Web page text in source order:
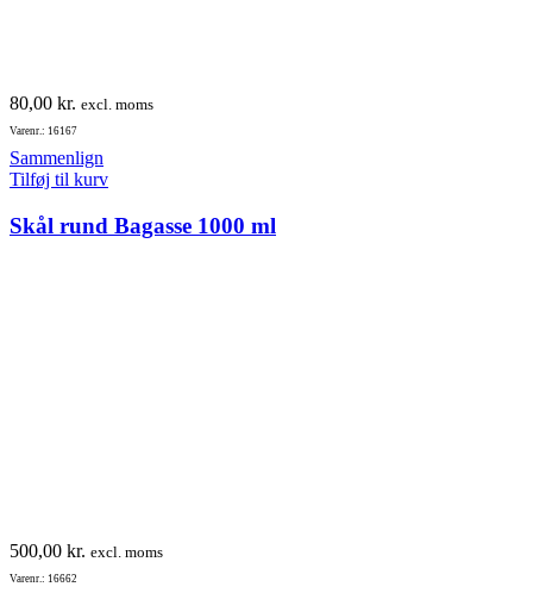
80,00 kr. excl. moms
Varenr.: 16167
Sammenlign
Tilføj til kurv
Skål rund Bagasse 1000 ml
500,00 kr. excl. moms
Varenr.: 16662